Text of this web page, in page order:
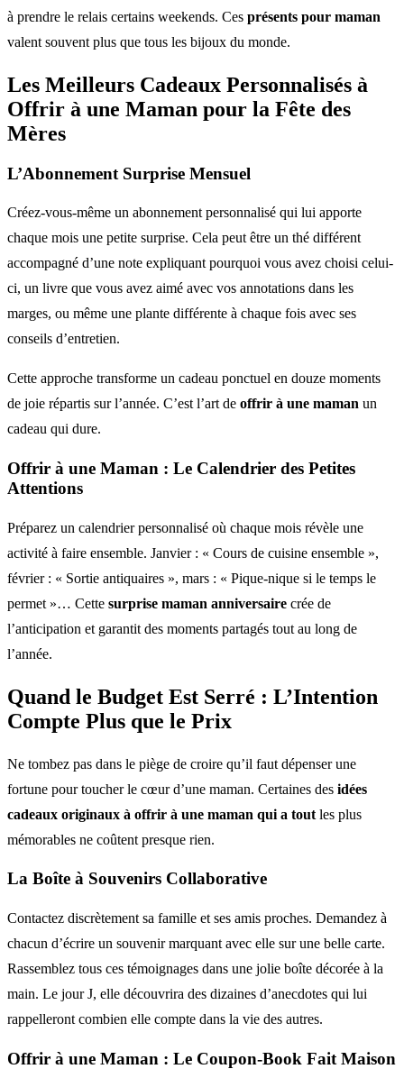
à prendre le relais certains weekends. Ces présents pour maman
valent souvent plus que tous les bijoux du monde.
Les Meilleurs Cadeaux Personnalisés à
Offrir à une Maman pour la Fête des
Mères
L’Abonnement Surprise Mensuel
Créez-vous-même un abonnement personnalisé qui lui apporte
chaque mois une petite surprise. Cela peut être un thé différent
accompagné d’une note expliquant pourquoi vous avez choisi celui-
ci, un livre que vous avez aimé avec vos annotations dans les
marges, ou même une plante différente à chaque fois avec ses
conseils d’entretien.
Cette approche transforme un cadeau ponctuel en douze moments
de joie répartis sur l’année. C’est l’art de offrir à une maman un
cadeau qui dure.
Offrir à une Maman : Le Calendrier des Petites
Attentions
Préparez un calendrier personnalisé où chaque mois révèle une
activité à faire ensemble. Janvier : « Cours de cuisine ensemble »,
février : « Sortie antiquaires », mars : « Pique-nique si le temps le
permet »… Cette surprise maman anniversaire crée de
l’anticipation et garantit des moments partagés tout au long de
l’année.
Quand le Budget Est Serré : L’Intention
Compte Plus que le Prix
Ne tombez pas dans le piège de croire qu’il faut dépenser une
fortune pour toucher le cœur d’une maman. Certaines des idées
cadeaux originaux à offrir à une maman qui a tout les plus
mémorables ne coûtent presque rien.
La Boîte à Souvenirs Collaborative
Contactez discrètement sa famille et ses amis proches. Demandez à
chacun d’écrire un souvenir marquant avec elle sur une belle carte.
Rassemblez tous ces témoignages dans une jolie boîte décorée à la
main. Le jour J, elle découvrira des dizaines d’anecdotes qui lui
rappelleront combien elle compte dans la vie des autres.
Offrir à une Maman : Le Coupon-Book Fait Maison